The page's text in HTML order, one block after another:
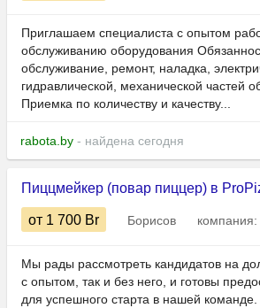
Приглашаем специалиста с опытом
обслуживанию оборудования
обслуживание, ремонт, наладка,
гидравлической, механической частей
Приемка по количеству и качеству...
rabota.by - найдена сегодня
Пиццмейкер (повар пиццер) в
от 1 700 Br Борисов компания:
Мы рады рассмотреть кандидатов на
с опытом, так и без него, и готовы
для успешного старта в нашей